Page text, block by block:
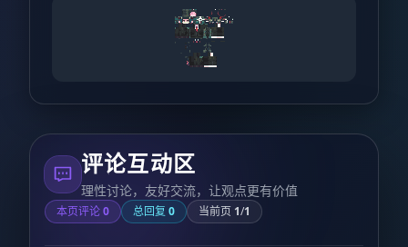
评论互动区
理性讨论，友好交流，让观点更有价值
本页评论0 总回复 0 当前页 1/1